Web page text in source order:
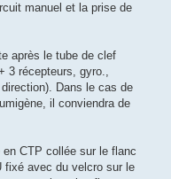
manuel et la prise de
après le tube de clef
3 récepteurs, gyro.,
Dans le cas de
il conviendra de
en CTP collée sur le flanc
fixé avec du velcro sur le